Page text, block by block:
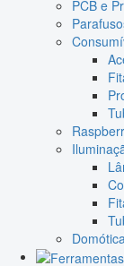
PCB e